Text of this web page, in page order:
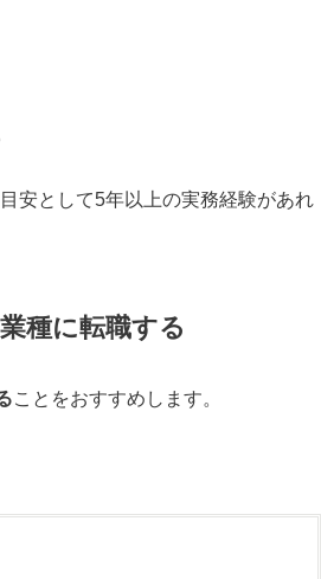
安として5年以上の実務経験があれ
種に転職する
ことをおすすめします。